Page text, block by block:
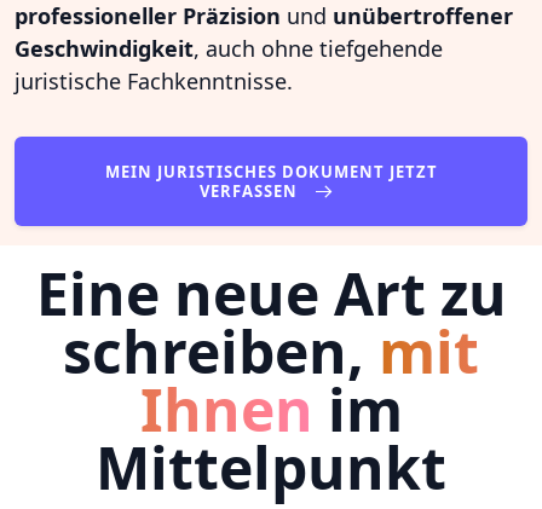
professioneller Präzision und unübertroffener
Geschwindigkeit, auch ohne tiefgehende
juristische Fachkenntnisse.
MEIN JURISTISCHES DOKUMENT JETZT
VERFASSEN
Eine neue Art zu
schreiben, mit
Ihnen im
Mittelpunkt